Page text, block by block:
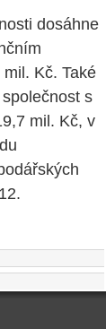
dosáhne
Kč. Také
s
mil. Kč, v